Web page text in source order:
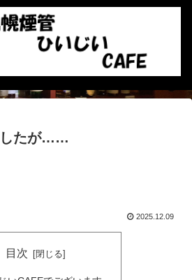
したが……
2025.12.09
目次